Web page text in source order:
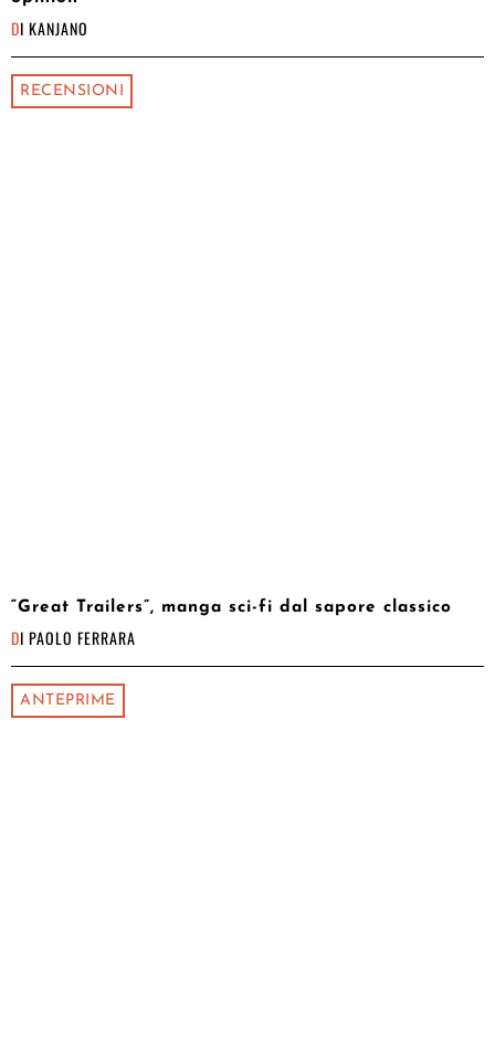
DI KANJANO
RECENSIONI
“Great Trailers”, manga sci-fi dal sapore classico
DI PAOLO FERRARA
ANTEPRIME